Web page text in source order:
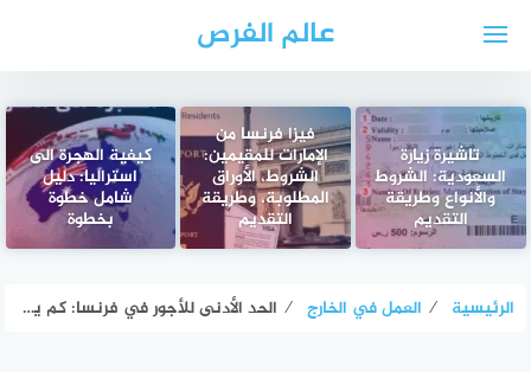
عالم الفرص
تاشيرة زيارة
السعودية: الشروط
والأنواع وطريقة
التقديم
فيزا فرنسا من
الإمارات للمقيمين:
الشروط، الأوراق
المطلوبة، وطريقة
التقديم
كيفية الهجرة الى
استراليا: دليل
شامل خطوة
بخطوة
الرئيسية ⁄ العمل في الخارج ⁄ الحد الأدنى للأجور في فرنسا: كم يبلغ وكيف يؤثر على المعيشة؟